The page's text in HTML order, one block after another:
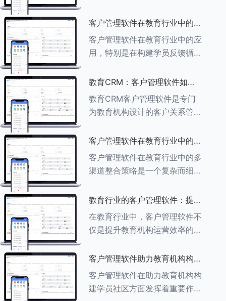
作效率及促进业务增长等多个方
面。以下是对客户管理软件在教
育机构中应用的具体探索：
###一、
客户管理软件在教育行业中的学
员反馈循环机制
客户管理软件在教育行业中的应
用，特别是在构建学员反馈循环
用。以下是对客户管理软件在教
育行业中学员反馈循环机制的详
细分析： ###一、学员反馈循
环机制
教育CRM：客户管理软件如何
助力教育机构实现可持续发展
教育CRM客户管理软件是专门
为教育机构设计的客户关系管理
家长、教师及其他相关方的互
动，对教育机构实现可持续发展
具有重要意义。以下是教育
CRM如何助力教育
客户管理软件在教育行业中的多
渠道整合策略
客户管理软件在教育行业中的多
渠道整合策略是一个复杂而细致
多种渠道，提升教育机构的市场
竞争力、客户满意度和运营效
率。以下是对这一策略的具体分
析： ###
教育行业的客户管理软件：提升
家长参与度的关键
在教育行业中，客户管理软件不
仅是提升教育机构运营效率的重
促进家校合作的关键。以下将详
细探讨如何通过教育行业的客户
管理软件来提升家长的参与度。
###
客户管理软件助力教育机构构建
学员社区
客户管理软件在助力教育机构构
建学员社区方面发挥着重要作